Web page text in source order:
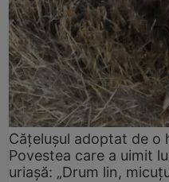
Cățelușul adoptat de o
Povestea care a uimit
uriașă: „Drum lin,